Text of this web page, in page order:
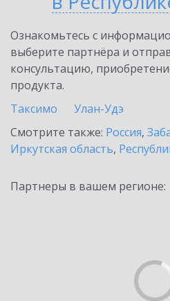
Ознакомьтесь с
выберите партнёра и
консультацию,
продукта.
Таксимо
Улан-Удэ
Смотрите также: Россия,
Иркутская область,
Партнеры в вашем регионе: